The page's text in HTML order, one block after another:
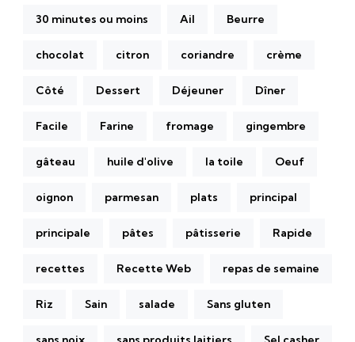
30 minutes ou moins Ail Beurre
chocolat citron coriandre crème
Côté Dessert Déjeuner Dîner
Facile Farine fromage gingembre
gâteau huile d'olive la toile Oeuf
oignon parmesan plats principal
principale pâtes pâtisserie Rapide
recettes Recette Web repas de semaine
Riz Sain salade Sans gluten